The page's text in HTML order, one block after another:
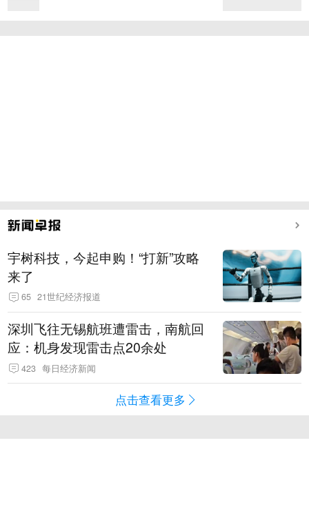
宇树科技，今起申购！“打新”攻略
来了
65 21世纪经济报道
深圳飞往无锡航班遭雷击，南航回
应：机身发现雷击点20余处
423 每日经济新闻
点击查看更多